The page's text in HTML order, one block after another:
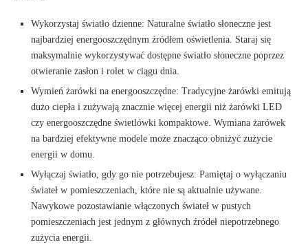
Wykorzystaj światło dzienne: Naturalne światło słoneczne jest
najbardziej energooszczędnym źródłem oświetlenia. Staraj się
maksymalnie wykorzystywać dostępne światło słoneczne poprzez
otwieranie zasłon i rolet w ciągu dnia.
Wymień żarówki na energooszczędne: Tradycyjne żarówki emitują
dużo ciepła i zużywają znacznie więcej energii niż żarówki LED
czy energooszczędne świetlówki kompaktowe. Wymiana żarówek
na bardziej efektywne modele może znacząco obniżyć zużycie
energii w domu.
Wyłączaj światło, gdy go nie potrzebujesz: Pamiętaj o wyłączaniu
świateł w pomieszczeniach, które nie są aktualnie używane.
Nawykowe pozostawianie włączonych świateł w pustych
pomieszczeniach jest jednym z głównych źródeł niepotrzebnego
zużycia energii.